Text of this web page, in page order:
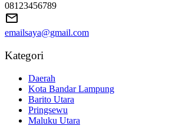
08123456789
emailsaya@gmail.com
Kategori
Daerah
Kota Bandar Lampung
Barito Utara
Pringsewu
Maluku Utara